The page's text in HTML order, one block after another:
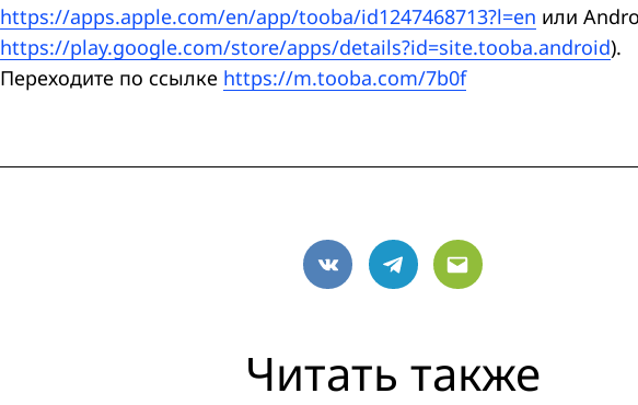
https://apps.apple.com/en/app/tooba/id1247468713?l=en или
https://play.google.com/store/apps/details?id=site.tooba.android).
Переходите по ссылке https://m.tooba.com/7b0f
VK Telegram
Email
Читать также